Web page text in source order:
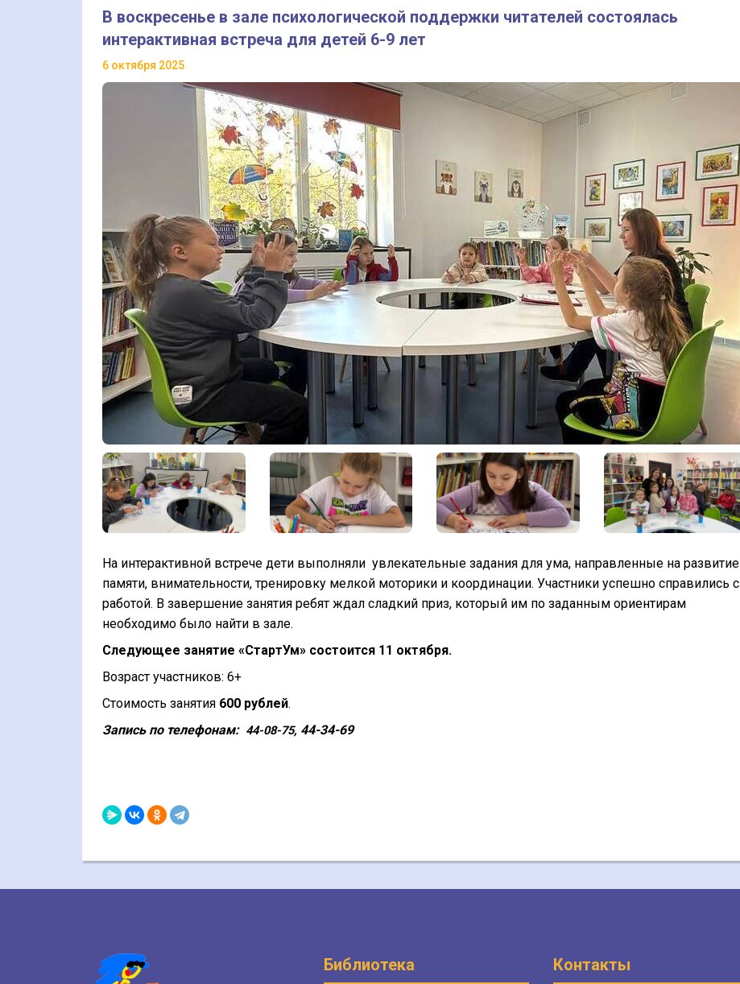
В воскресенье в зале психологической поддержки читателей состоялась
интерактивная встреча для детей 6-9 лет
6 октября 2025
На интерактивной встрече дети выполняли увлекательные задания для ума, направленные на развитие
памяти, внимательности, тренировку мелкой моторики и координации. Участники успешно справились с
работой. В завершение занятия ребят ждал сладкий приз, который им по заданным ориентирам
необходимо было найти в зале.
Следующее занятие «СтартУм» состоится 11 октября.
Возраст участников: 6+
Стоимость занятия 600 рублей.
Запись по телефонам: 44-08-75, 44-34-69
Библиотека Контакты